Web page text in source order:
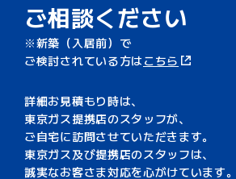
ご相談ください
新築（入居前）で
ご検討されている方は こちら
詳細お見積もり時は、
東京ガス提携店のスタッフが、
ご自宅に訪問させていただきます。
東京ガス及び提携店のスタッフは、
誠実なお客さま対応を心がけています。